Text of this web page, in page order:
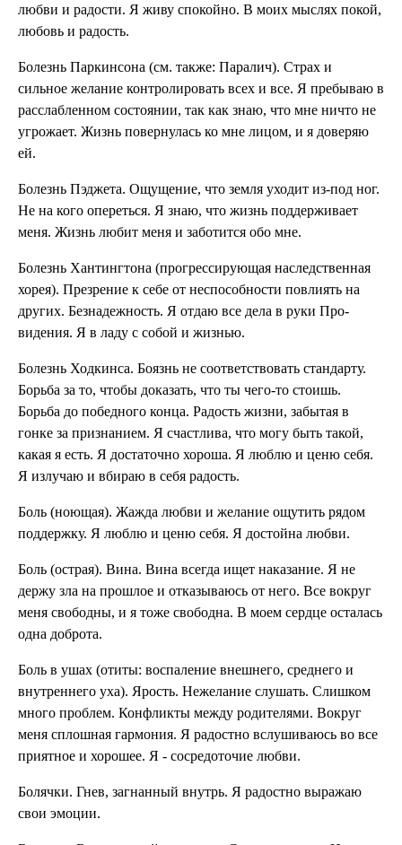
лю­бви и радости. Я живу спо­койно. В моих мыслях по­кой,
любовь и радость.
Болезнь Паркинсона (см. также: Пара­лич). Страх и
сильное желание контролировать всех и все. Я пребываю в
расслабленном состоянии, так как знаю, что мне ничто не
угрожает. Жизнь повернулась ко мне лицом, и я доверяю
ей.
Болезнь Пэджета. Ощущение, что земля уходит из-под ног.
Не на кого опе­реться. Я знаю, что жизнь поддер­живает
меня. Жизнь любит меня и заботится обо мне.
Болезнь Хантингто­на (прогрессирую­щая наследственная
хорея). Презрение к себе от неспо­собности повлиять на
других. Безнадежность. Я отдаю все дела в руки Про­
видения. Я в ладу с собой и жизнью.
Болезнь Ходкинса. Боязнь не соответствовать стандарту.
Борьба за то, чтобы доказать, что ты чего-то сто­ишь.
Борьба до победного кон­ца. Радость жизни, забытая в
гонке за признанием. Я счастлива, что могу быть такой,
какая я есть. Я до­статочно хороша. Я люблю и ценю себя.
Я излучаю и вби­раю в себя радость.
Боль (ноющая). Жажда любви и желание ощутить рядом
поддержку. Я люблю и ценю себя. Я дос­тойна любви.
Боль (острая). Вина. Вина всегда ищет на­казание. Я не
держу зла на прошлое и отказываюсь от него. Все вокруг
меня свободны, и я то­же свободна. В моем сердце осталась
одна доброта.
Боль в ушах (отиты: воспаление внешне­го, среднего и
внут­реннего уха). Ярость. Нежелание слушать. Слишком
много проблем. Конфликты между родителя­ми. Вокруг
меня сплошная гар­мония. Я радостно вслуши­ваюсь во все
приятное и хо­рошее. Я - сосредоточие лю­бви.
Болячки. Гнев, загнанный внутрь. Я радостно выражаю
свои эмоции.